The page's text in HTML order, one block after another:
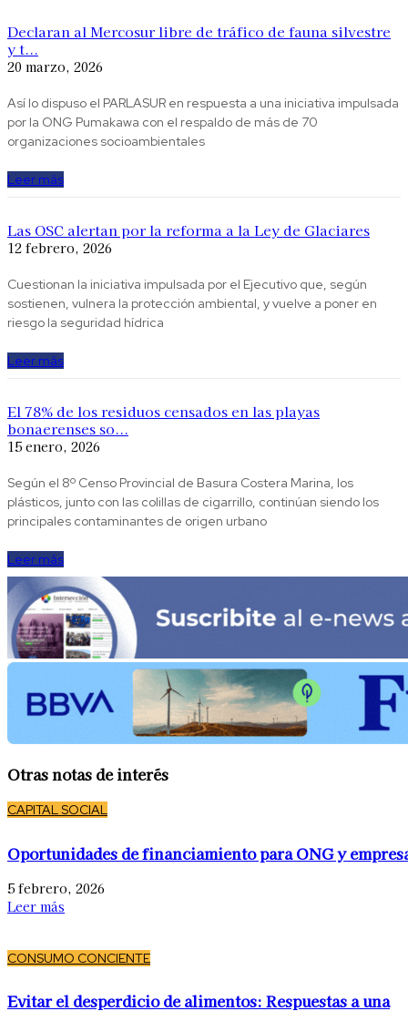
Declaran al Mercosur libre de tráfico de fauna silvestre
y t...
20 marzo, 2026
Así lo dispuso el PARLASUR en respuesta a una iniciativa impulsada
por la ONG Pumakawa con el respaldo de más de 70
organizaciones socioambientales
Leer más
Las OSC alertan por la reforma a la Ley de Glaciares
12 febrero, 2026
Cuestionan la iniciativa impulsada por el Ejecutivo que, según
sostienen, vulnera la protección ambiental, y vuelve a poner en
riesgo la seguridad hídrica
Leer más
El 78% de los residuos censados en las playas
bonaerenses so...
15 enero, 2026
Según el 8º Censo Provincial de Basura Costera Marina, los
plásticos, junto con las colillas de cigarrillo, continúan siendo los
principales contaminantes de origen urbano
Leer más
Otras notas de interés
CAPITAL SOCIAL
Oportunidades de financiamiento para ONG y
5 febrero, 2026
Leer más
CONSUMO CONCIENTE
Evitar el desperdicio de alimentos: Respuestas a una